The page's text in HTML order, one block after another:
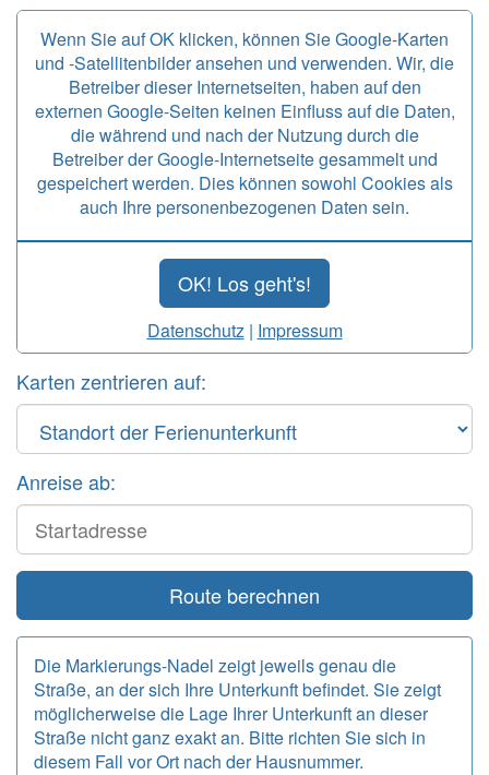
Wenn Sie auf OK klicken, können Sie Google-Karten
und -Satellitenbilder ansehen und verwenden. Wir, die
Betreiber dieser Internetseiten, haben auf den
externen Google-Seiten keinen Einfluss auf die Daten,
die während und nach der Nutzung durch die
Betreiber der Google-Internetseite gesammelt und
gespeichert werden. Dies können sowohl Cookies als
auch Ihre personenbezogenen Daten sein.
OK! Los geht's!
Datenschutz| Impressum
Karten zentrieren auf:
Anreise ab:
Start
Route berechnen
Die Markierungs-Nadel zeigt jeweils genau die
Straße, an der sich Ihre Unterkunft befindet. Sie zeigt
möglicherweise die Lage Ihrer Unterkunft an dieser
Straße nicht ganz exakt an. Bitte richten Sie sich in
diesem Fall vor Ort nach der Hausnummer.